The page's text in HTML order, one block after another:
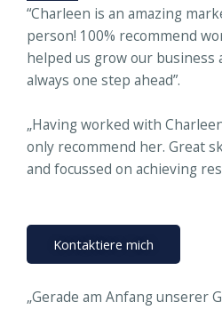
“Charleen is an amazing
person! 100% recommend
helped us grow our business
always one step ahead”.
„Having worked with
only recommend her. Great
and focussed on achieving
Kontaktiere mich
„Gerade am Anfang unserer